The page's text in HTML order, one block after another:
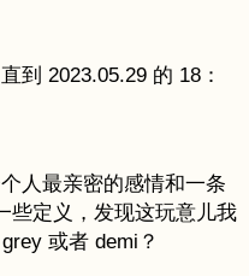
到 2023.05.29 的 18：
人最亲密的感情和一条
些定义，发现这玩意儿我
或者 demi？